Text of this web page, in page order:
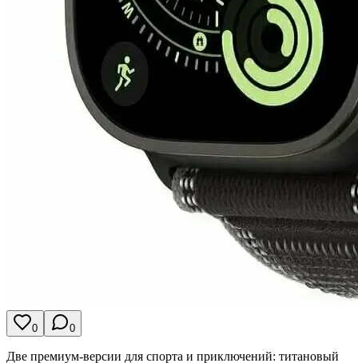
0 0
Две премиум-версии для спорта и приключений: титановый